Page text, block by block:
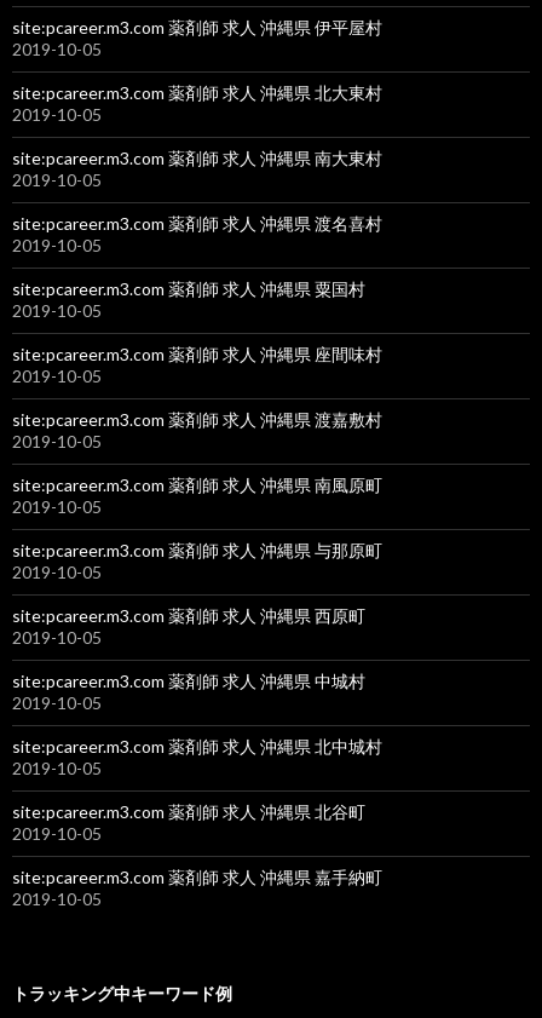
site:pcareer.m3.com 薬剤師 求人 沖縄県 伊平屋村
2019-10-05
site:pcareer.m3.com 薬剤師 求人 沖縄県 北大東村
2019-10-05
site:pcareer.m3.com 薬剤師 求人 沖縄県 南大東村
2019-10-05
site:pcareer.m3.com 薬剤師 求人 沖縄県 渡名喜村
2019-10-05
site:pcareer.m3.com 薬剤師 求人 沖縄県 粟国村
2019-10-05
site:pcareer.m3.com 薬剤師 求人 沖縄県 座間味村
2019-10-05
site:pcareer.m3.com 薬剤師 求人 沖縄県 渡嘉敷村
2019-10-05
site:pcareer.m3.com 薬剤師 求人 沖縄県 南風原町
2019-10-05
site:pcareer.m3.com 薬剤師 求人 沖縄県 与那原町
2019-10-05
site:pcareer.m3.com 薬剤師 求人 沖縄県 西原町
2019-10-05
site:pcareer.m3.com 薬剤師 求人 沖縄県 中城村
2019-10-05
site:pcareer.m3.com 薬剤師 求人 沖縄県 北中城村
2019-10-05
site:pcareer.m3.com 薬剤師 求人 沖縄県 北谷町
2019-10-05
site:pcareer.m3.com 薬剤師 求人 沖縄県 嘉手納町
2019-10-05
トラッキング中キーワード例